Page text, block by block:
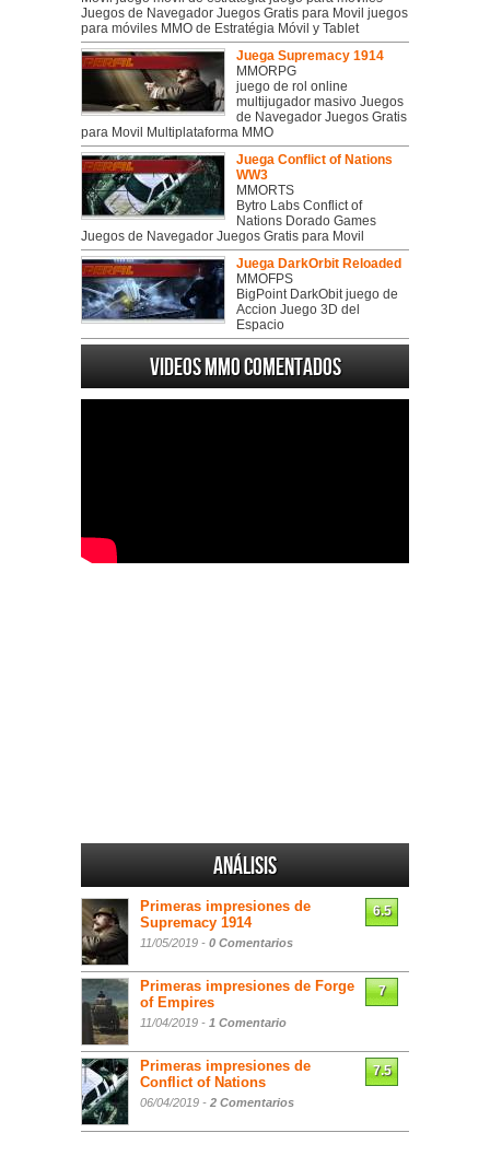
Juegos de Navegador Juegos Gratis para Movil juegos
para móviles MMO de Estratégia Móvil y Tablet
Juega Supremacy 1914
MMORPG
juego de rol online
multijugador masivo Juegos
de Navegador Juegos Gratis
para Movil Multiplataforma MMO
Juega Conflict of Nations
WW3
MMORTS
Bytro Labs Conflict of
Nations Dorado Games
Juegos de Navegador Juegos Gratis para Movil
Juega DarkOrbit Reloaded
MMOFPS
BigPoint DarkObit juego de
Accion Juego 3D del
Espacio
Videos MMO Comentados
Análisis
Primeras impresiones de
Supremacy 1914
11/05/2019 - 0 Comentarios
6.5
Primeras impresiones de Forge
of Empires
11/04/2019 - 1 Comentario
7
Primeras impresiones de
Conflict of Nations
06/04/2019 - 2 Comentarios
7.5